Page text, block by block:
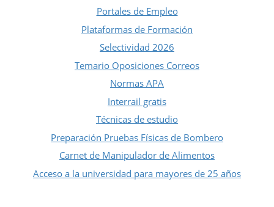
Portales de Empleo
Plataformas de Formación
Selectividad 2026
Temario Oposiciones Correos
Normas APA
Interrail gratis
Técnicas de estudio
Preparación Pruebas Físicas de Bombero
Carnet de Manipulador de Alimentos
Acceso a la universidad para mayores de 25 años